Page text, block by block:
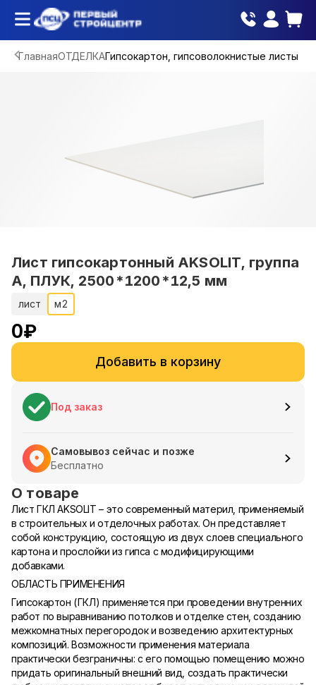
ГлавнаяОТДЕЛКАГипсокартон, гипсоволокнистые листы
Лист гипсокартонный AKSOLIT, группа
А, ПЛУК, 2500*1200*12,5 мм
лист м2
0₽
Добавить в корзину
Под заказ
Самовывоз сейчас и позже
Бесплатно
О товаре
Лист ГКЛ AKSOLIT – это современный материл, применяемый
в строительных и отделочных работах. Он представляет
собой конструкцию, состоящую из двух слоев специального
картона и прослойки из гипса с модифицирующими
добавками.
ОБЛАСТЬ ПРИМЕНЕНИЯ
Гипсокартон (ГКЛ) применяется при проведении внутренних
работ по выравниванию потолков и отделке стен, созданию
межкомнатных перегородок и возведению архитектурных
композиций. Возможности применения материала
практически безграничны: с его помощью помещению можно
придать оригинальный внешний вид, создать практически